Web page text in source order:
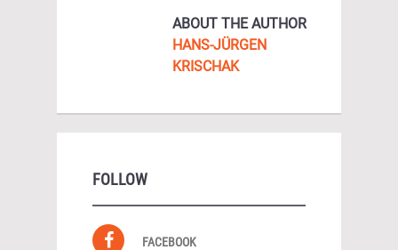
ABOUT THE AUTHOR
HANS-JÜRGEN
KRISCHAK
FOLLOW
FACEBOOK